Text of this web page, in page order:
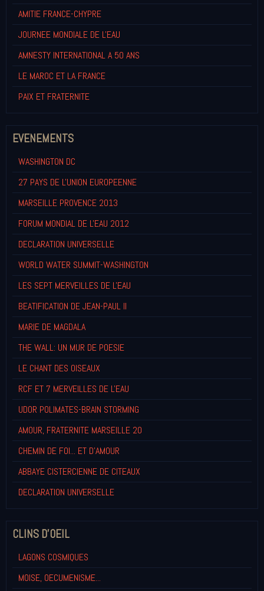
AMITIE FRANCE-CHYPRE
JOURNEE MONDIALE DE L'EAU
AMNESTY INTERNATIONAL A 50 ANS
LE MAROC ET LA FRANCE
PAIX ET FRATERNITE
EVENEMENTS
WASHINGTON DC
27 PAYS DE L'UNION EUROPEENNE
MARSEILLE PROVENCE 2013
FORUM MONDIAL DE L'EAU 2012
DECLARATION UNIVERSELLE
WORLD WATER SUMMIT-WASHINGTON
LES SEPT MERVEILLES DE L'EAU
BEATIFICATION DE JEAN-PAUL II
MARIE DE MAGDALA
THE WALL: UN MUR DE POESIE
LE CHANT DES OISEAUX
RCF ET 7 MERVEILLES DE L'EAU
UDOR POLIMATES-BRAIN STORMING
AMOUR, FRATERNITE MARSEILLE 20
CHEMIN DE FOI... ET D'AMOUR
ABBAYE CISTERCIENNE DE CITEAUX
DECLARATION UNIVERSELLE
CLINS D'OEIL
LAGONS COSMIQUES
MOISE, OECUMENISME...